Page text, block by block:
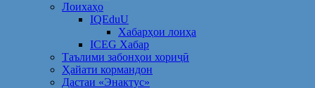
Лоихаҳо
IQEduU
Хабарҳои лоиҳа
ICEG Хабар
Таълими забонҳои хориҷӣ
Ҳайати кормандон
Дастаи «Энактус»